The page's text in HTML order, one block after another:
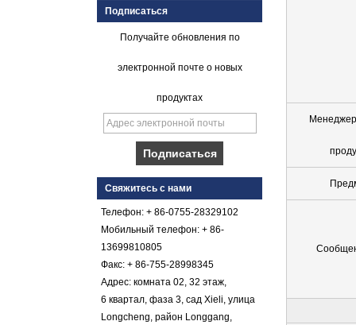
Подписаться
Получайте обновления по
электронной почте о новых
продуктах
Свяжитесь с нами
Телефон: + 86-0755-28329102
Мобильный телефон: + 86-
13699810805
Факс: + 86-755-28998345
Адрес: комната 02, 32 этаж,
6 квартал, фаза 3, сад Xieli, улица
Longcheng, район Longgang,
Плавный гель с
покрытием из
стеклопластика с
армированным
пластиком FRP
коническим
армированным
пластиком FRP
Галечный лист